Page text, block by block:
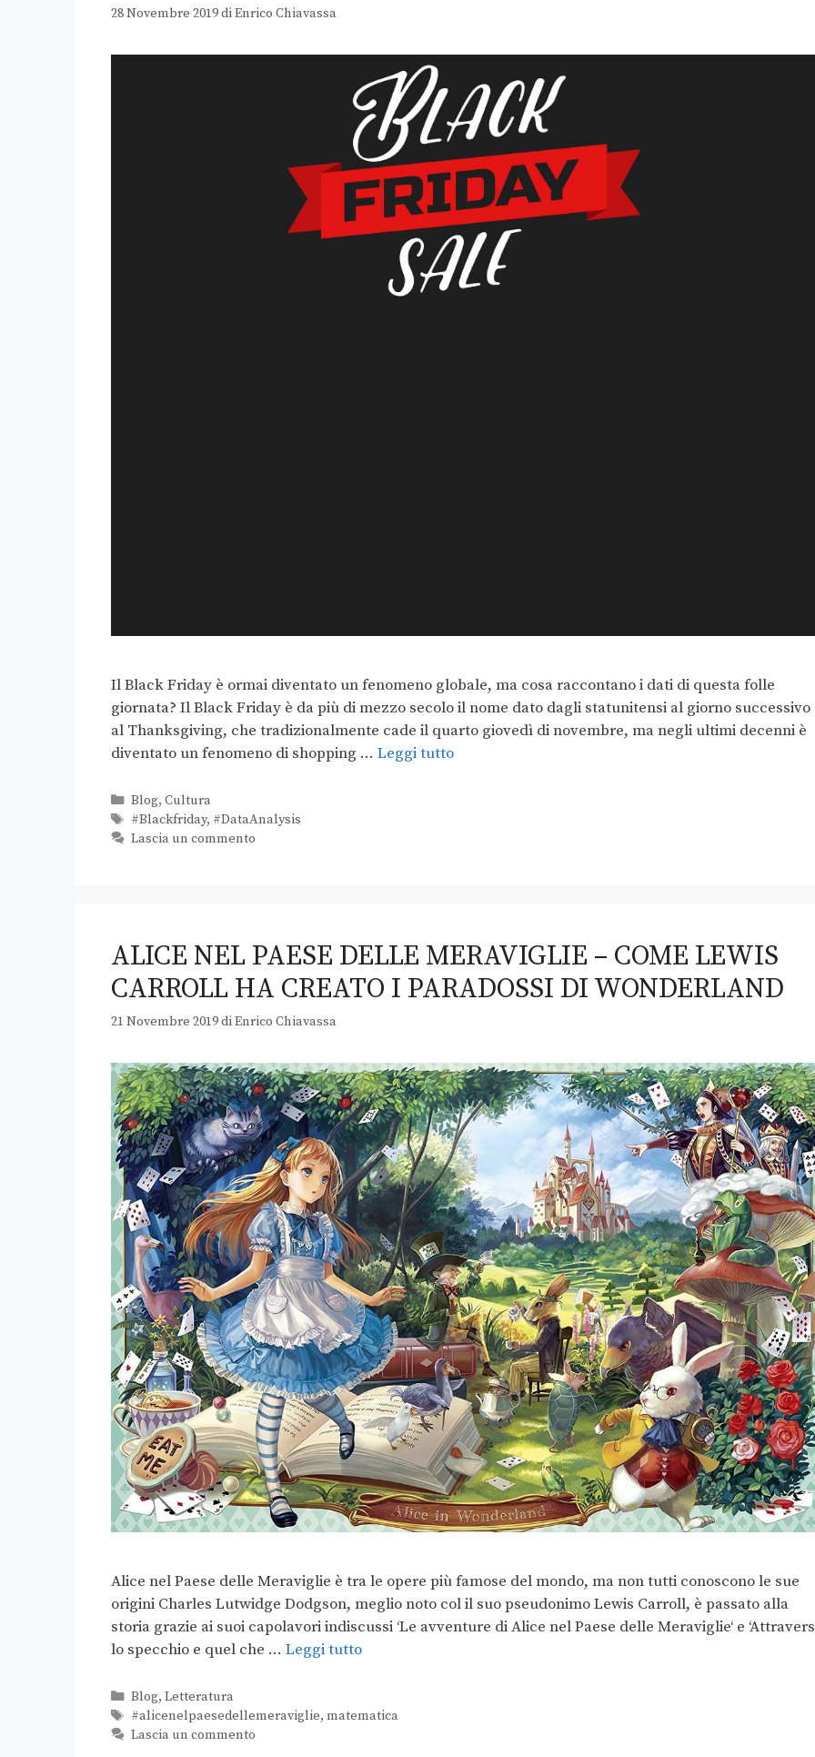
28 Novembre 2019diEnrico Chiavassa
Il Black Friday è ormai diventato un fenomeno globale, ma cosa raccontano i dati di questa folle
giornata? Il Black Friday è da più di mezzo secolo il nome dato dagli statunitensi al giorno successivo
al Thanksgiving, che tradizionalmente cade il quarto giovedì di novembre, ma negli ultimi decenni è
diventato un fenomeno di shopping … Leggi tutto
Blog, Cultura
#Blackfriday, #DataAnalysis
Lascia un commento
ALICE NEL PAESE DELLE MERAVIGLIE – COME LEWIS
CARROLL HA CREATO I PARADOSSI DI WONDERLAND
21 Novembre 2019diEnrico Chiavassa
Alice nel Paese delle Meraviglie è tra le opere più famose del mondo, ma non tutti conoscono le sue
origini Charles Lutwidge Dodgson, meglio noto col il suo pseudonimo Lewis Carroll, è passato alla
storia grazie ai suoi capolavori indiscussi ‘Le avventure di Alice nel Paese delle Meraviglie‘ e
lo specchio e quel che … Leggi tutto
Blog, Letteratura
#alicenelpaesedellemeraviglie, matematica
Lascia un commento